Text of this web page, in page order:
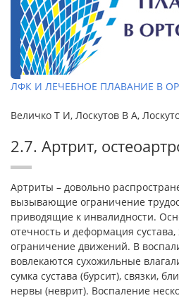
ЛФК И ЛЕЧЕБНОЕ ПЛАВАНИЕ В
Величко Т И, Лоскутов В А,
2.7. Артрит,
Артриты – довольно
вызывающие ограничение
приводящие к инвалидности.
отечность и деформация
ограничение движений. В
вовлекаются сухожильные
сумка сустава (бурсит), связки,
нервы (неврит). Воспаление